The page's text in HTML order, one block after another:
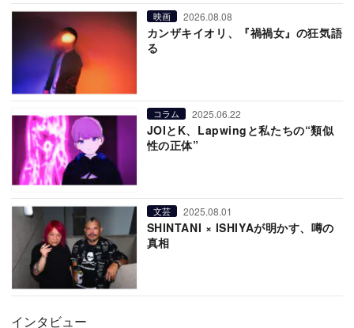
映画 2026.08.08
カンザキイオリ、『禍禍女』の狂気語
る
コラム 2025.06.22
JOIとK、Lapwingと私たちの“類似
性の正体”
文芸 2025.08.01
SHINTANI × ISHIYAが明かす、噂の
真相
インタビュー